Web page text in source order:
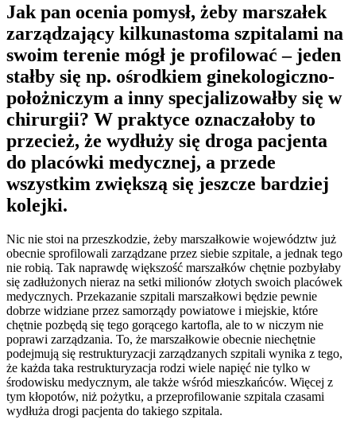
Jak pan ocenia pomysł, żeby marszałek
zarządzający kilkunastoma szpitalami na
swoim terenie mógł je profilować – jeden
stałby się np. ośrodkiem ginekologiczno-
położniczym a inny specjalizowałby się w
chirurgii? W praktyce oznaczałoby to
przecież, że wydłuży się droga pacjenta
do placówki medycznej, a przede
wszystkim zwiększą się jeszcze bardziej
kolejki.
Nic nie stoi na przeszkodzie, żeby marszałkowie województw już
obecnie sprofilowali zarządzane przez siebie szpitale, a jednak tego
nie robią. Tak naprawdę większość marszałków chętnie pozbyłaby
się zadłużonych nieraz na setki milionów złotych swoich placówek
medycznych. Przekazanie szpitali marszałkowi będzie pewnie
dobrze widziane przez samorządy powiatowe i miejskie, które
chętnie pozbędą się tego gorącego kartofla, ale to w niczym nie
poprawi zarządzania. To, że marszałkowie obecnie niechętnie
podejmują się restrukturyzacji zarządzanych szpitali wynika z tego,
że każda taka restrukturyzacja rodzi wiele napięć nie tylko w
środowisku medycznym, ale także wśród mieszkańców. Więcej z
tym kłopotów, niż pożytku, a przeprofilowanie szpitala czasami
wydłuża drogi pacjenta do takiego szpitala.